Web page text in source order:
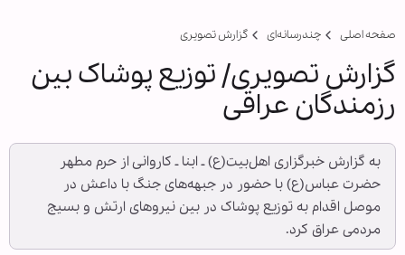
صفحه اصلی چندرسانه‌ای گزارش تصويری
گزارش تصویری/ توزیع پوشاک بین
رزمندگان عراقی
به گزارش خبرگزاری اهل‌بیت(ع) ـ ابنا ـ کاروانی از حرم مطهر
حضرت عباس(ع) با حضور در جبهه‌های جنگ با داعش در
موصل اقدام به توزیع پوشاک در بین نیروهای ارتش و بسیج
مردمی عراق کرد.